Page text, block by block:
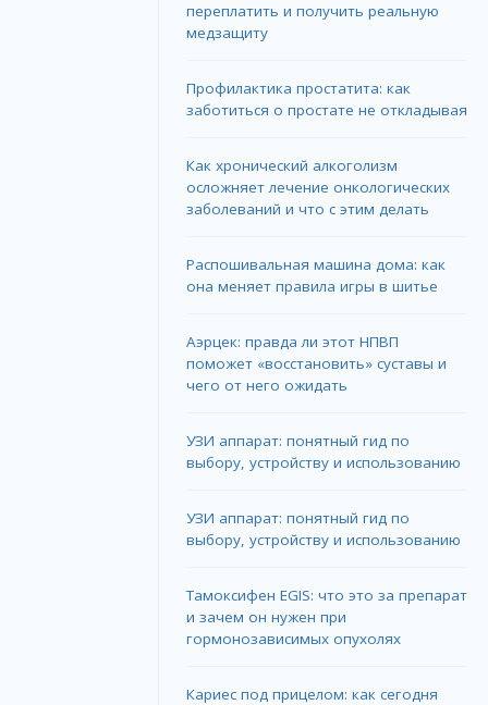
переплатить и получить реальную
медзащиту
Профилактика простатита: как
заботиться о простате не откладывая
Как хронический алкоголизм
осложняет лечение онкологических
заболеваний и что с этим делать
Распошивальная машина дома: как
она меняет правила игры в шитье
Аэрцек: правда ли этот НПВП
поможет «восстановить» суставы и
чего от него ожидать
УЗИ аппарат: понятный гид по
выбору, устройству и использованию
УЗИ аппарат: понятный гид по
выбору, устройству и использованию
Тамоксифен EGIS: что это за препарат
и зачем он нужен при
гормонозависимых опухолях
Кариес под прицелом: как сегодня